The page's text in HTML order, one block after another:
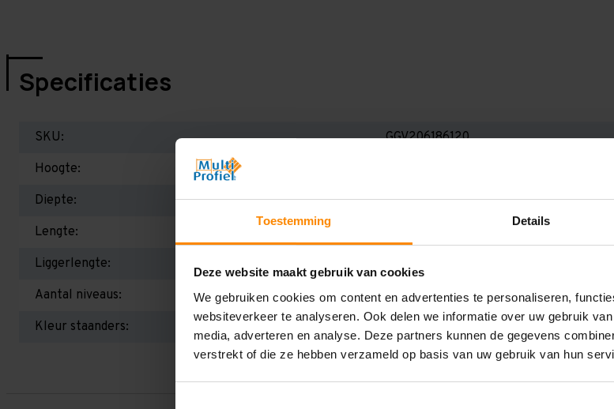
Toestemming Details
Deze website maakt gebruik van cookies
We gebruiken cookies om content en advertenties te personaliseren,
websiteverkeer te analyseren. Ook delen we informatie over uw gebruik
media, adverteren en analyse. Deze partners kunnen de gegevens
verstrekt of die ze hebben verzameld op basis van uw gebruik van hun
Specificaties
SKU:
GGV206186120
Hoogte:
Diepte:
800 mm
Lengte:
Liggerlengte:
1.200 mm
Aantal niveaus:
6
Kleur staanders: